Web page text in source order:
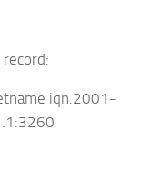
iqn.2001-